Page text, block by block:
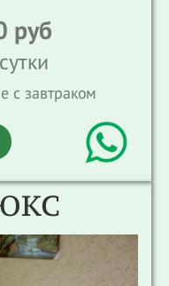
руб
с завтраком